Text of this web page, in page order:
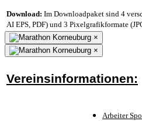
Download: Im Downloadpaket sind 4
AI EPS, PDF) und 3 Pixelgrafikformate
×
×
Vereinsinformationen:
Arbeiter